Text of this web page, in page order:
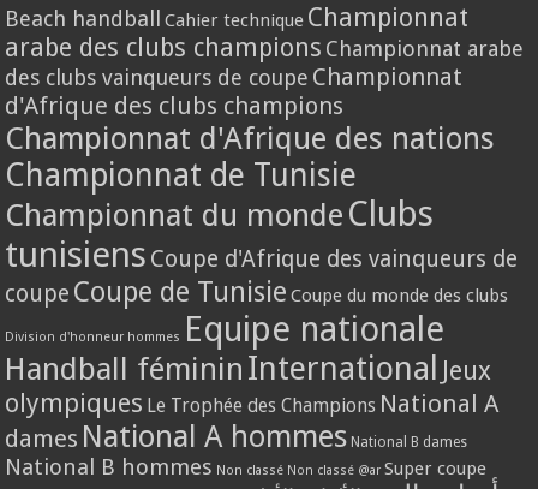
Beach handball Cahier technique Championnat
arabe des clubs champions Championnat arabe
des clubs vainqueurs de coupe Championnat
d'Afrique des clubs champions
Championnat d'Afrique des nations
Championnat de Tunisie
Championnat du monde Clubs
tunisiens Coupe d'Afrique des vainqueurs de
coupe Coupe de Tunisie Coupe du monde des clubs
Division d'honneur hommes Equipe nationale
Handball féminin International Jeux
olympiques Le Trophée des Champions National A
dames National A hommes National B dames
National B hommes Non classé Non classé @ar Super coupe